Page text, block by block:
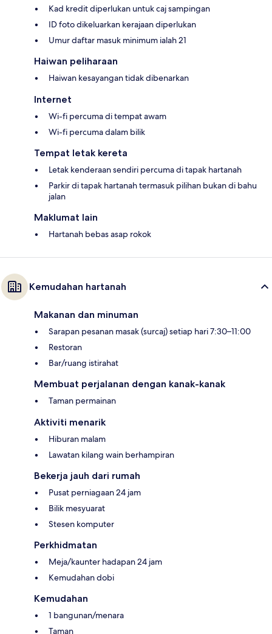
Kad kredit diperlukan untuk caj sampingan
ID foto dikeluarkan kerajaan diperlukan
Umur daftar masuk minimum ialah 21
Haiwan peliharaan
Haiwan kesayangan tidak dibenarkan
Internet
Wi-fi percuma di tempat awam
Wi-fi percuma dalam bilik
Tempat letak kereta
Letak kenderaan sendiri percuma di tapak hartanah
Parkir di tapak hartanah termasuk pilihan bukan di bahu
jalan
Maklumat lain
Hartanah bebas asap rokok
Kemudahan hartanah
Makanan dan minuman
Sarapan pesanan masak (surcaj) setiap hari 7:30–11:00
Restoran
Bar/ruang istirahat
Membuat perjalanan dengan kanak-kanak
Taman permainan
Aktiviti menarik
Hiburan malam
Lawatan kilang wain berhampiran
Bekerja jauh dari rumah
Pusat perniagaan 24 jam
Bilik mesyuarat
Stesen komputer
Perkhidmatan
Meja/kaunter hadapan 24 jam
Kemudahan dobi
Kemudahan
1 bangunan/menara
Taman